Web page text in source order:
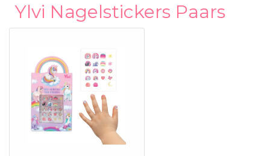
Ylvi Nagelstickers Paars